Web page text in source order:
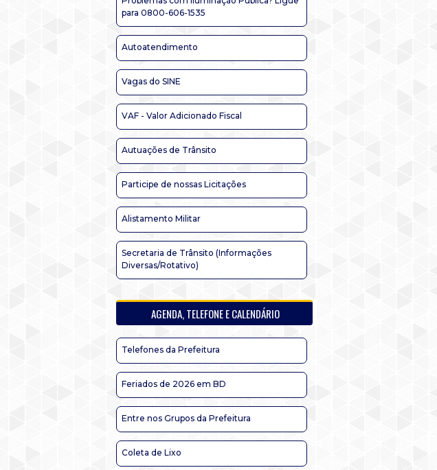
para 0800-606-1535
Autoatendimento
Vagas do SINE
VAF - Valor Adicionado Fiscal
Autuações de Trânsito
Participe de nossas Licitações
Alistamento Militar
Secretaria de Trânsito (Informações
Diversas/Rotativo)
AGENDA, TELEFONE E CALENDÁRIO
Telefones da Prefeitura
Feriados de 2026 em BD
Entre nos Grupos da Prefeitura
Coleta de Lixo